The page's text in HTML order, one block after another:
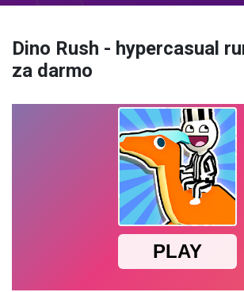
Dino Rush - hypercasual
za darmo